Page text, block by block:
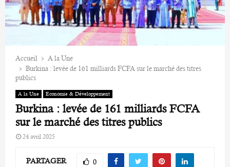
Accueil
A la Une
Burkina : levée de 161 milliards FCFA sur le marché des titres
publics
A la Une Economie & Développement
Burkina : levée de 161 milliards FCFA
sur le marché des titres publics
24 avril 2025
PARTAGER 0